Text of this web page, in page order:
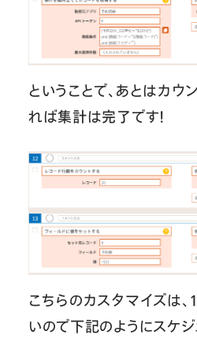
ということで、あとはカウ
れば集計は完了です！
こちらのカスタマイズは
いので下記のようにスケ